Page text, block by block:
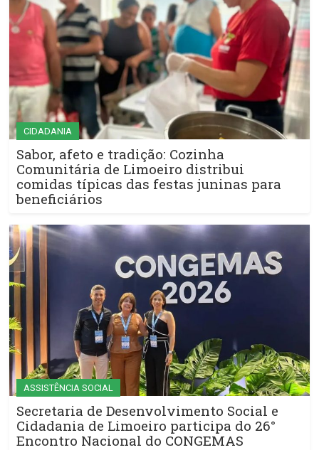
CIDADANIA
Sabor, afeto e tradição: Cozinha
Comunitária de Limoeiro distribui
comidas típicas das festas juninas para
beneficiários
ASSISTÊNCIA SOCIAL
Secretaria de Desenvolvimento Social e
Cidadania de Limoeiro participa do 26°
Encontro Nacional do CONGEMAS